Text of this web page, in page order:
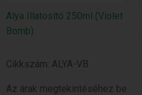
Alya Illatosító 250ml (Violet
Bomb)
Cikkszám: ALYA-VB
Az árak megtekintéséhez be